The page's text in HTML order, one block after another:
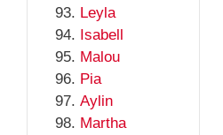
Leyla
Isabell
Malou
Pia
Aylin
Martha